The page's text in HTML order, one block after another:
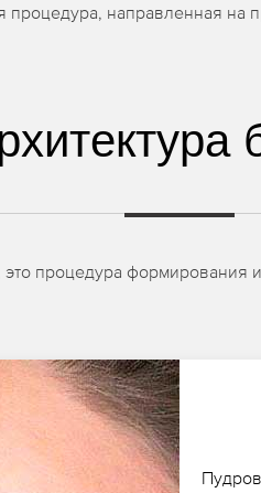
процедура, направленная
процедура